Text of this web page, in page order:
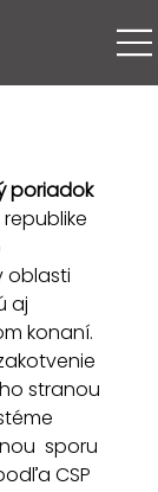
poriadok
republike
oblasti
aj
konaní.
stranou
sporu
CSP